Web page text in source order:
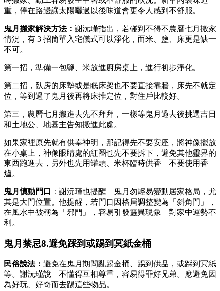
重，停在路邊讓太陽曬過以後味道會更令人感到不舒服。
鬼月搬家解決方法： 謝沅瑾指出，若碰到不得不農曆七月搬家
情況，有 3 招簡單入宅儀式可以淨化，而米、鹽、床更是缺一
不可。
第一招，準備一包鹽、米放進廚房桌上，進行初步淨化。
第二招，臥房的床墊或是眠床架也不要直接靠牆，床先不就定
位，等到過了鬼月後再將床推定位，對住戶比較好。
第三，農曆七月搬進去先不拜拜，一樣等鬼月過去後挑選吉日
和土地公、地基主告知搬進此處。
如果家裡原先就有供奉神明，那記得先不要安座，將神像擺放
在小桌上，神像眼睛處的紅圈也先不要拆下，避免其他靈界的
東西跑進去，另外也先用罐頭、米杯臨時供香，不要使用香
爐。
鬼月慎動門口： 謝沅瑾也提醒，鬼月勿輕易變動居家格局，尤
其是大門位置。他提醒，若門口因格局調整變為「斜角門」，
在風水中被稱為「邪門」，容易引發靈異現象，對家中運勢不
利。
鬼月禁忌8.避免踩到或踢到冥紙金桶
民俗說法： 避免在鬼月期間亂踢金桶、踢到供品，或踩到冥紙
等。謝沅瑾說，不懂得互相尊重，容易得罪好兄弟。應避免因
為好玩、好奇而去踢這些物品。